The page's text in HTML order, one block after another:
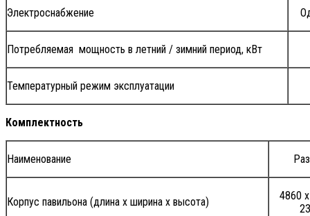
Электроснабжение
Потребляемая мощность в летний / зимний период, кВт
Температурный режим эксплуатации
Комплектность
Наименование
Корпус павильона (длина х ширина х высота)
4860